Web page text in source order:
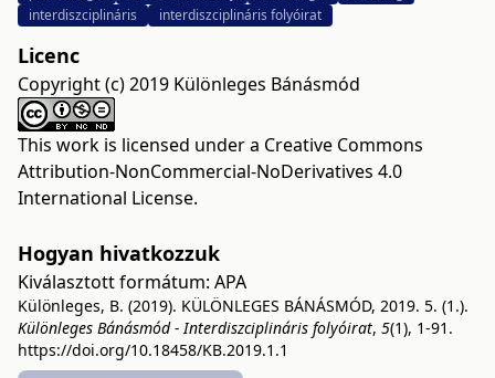
interdiszciplináris
interdiszciplináris folyóirat
Licenc
Copyright (c) 2019 Különleges Bánásmód
This work is licensed under a Creative Commons
Attribution-NonCommercial-NoDerivatives 4.0
International License.
Hogyan hivatkozzuk
Kiválasztott formátum: APA
Különleges, B. (2019). KÜLÖNLEGES BÁNÁSMÓD, 2019. 5. (1.).
Különleges Bánásmód - Interdiszciplináris folyóirat, 5(1), 1-91.
https://doi.org/10.18458/KB.2019.1.1